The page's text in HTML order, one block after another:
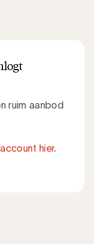
ruim aanbod
hier.